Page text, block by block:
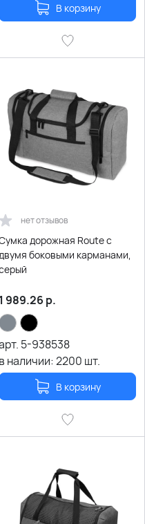
В корзину
нет отзывов
дорожная Route с
боковыми карманами,
1 989.26 р.
5-938538
в наличии:2200 шт.
В корзину